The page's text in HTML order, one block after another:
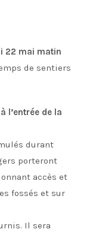
22 mai matin
de sentiers
l’entrée de la
durant
porteront
accès et
fossés et sur
Il sera